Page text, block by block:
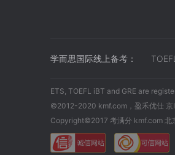
学而思国际线上备考： TOEFL
ETS, TOEFL iBT and GRE are
©2012-2020 kmf.com，盈禾优仕
Copyright©2017 考满分 kmf.com 北